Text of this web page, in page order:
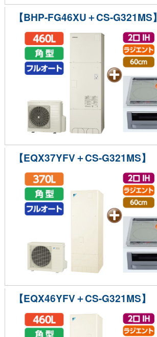
【BHP-FG46XU＋CS-G321MS】
【EQX37YFV＋CS-G321MS】
【EQX46YFV＋CS-G321MS】